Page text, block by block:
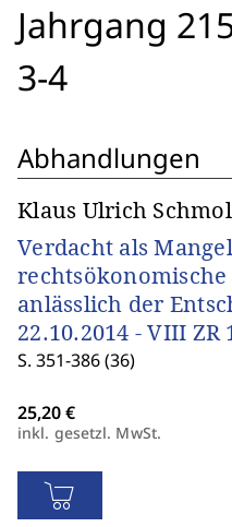
Jahrgang
3-4
Abhandlungen
Klaus Ulrich
Verdacht als
anlässlich der
22.10.2014 - VIII ZR
S. 351-386 (36)
inkl. gesetzl. MwSt.